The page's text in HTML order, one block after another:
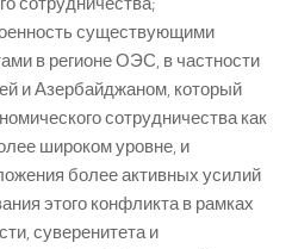
существующими
в регионе ОЭС, в частности
и Азербайджаном, который
сотрудничества как
широком уровне, и
более активных усилий
этого конфликта в рамках
суверенитета и